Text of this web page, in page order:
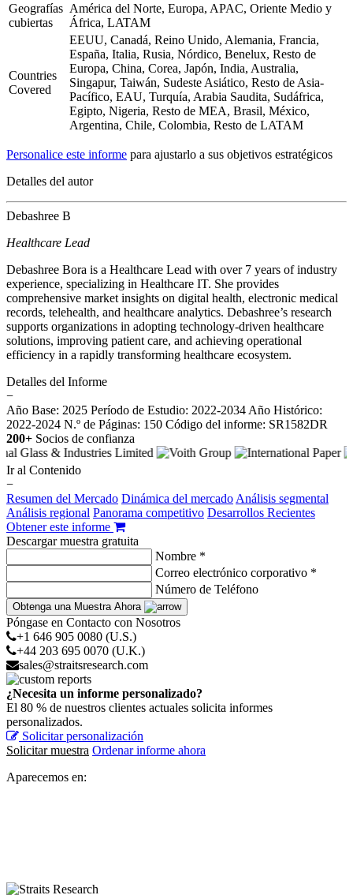
Geografías
cubiertas
América del Norte, Europa, APAC, Oriente Medio y
África, LATAM
Countries
Covered
EEUU, Canadá, Reino Unido, Alemania, Francia,
España, Italia, Rusia, Nórdico, Benelux, Resto de
Europa, China, Corea, Japón, India, Australia,
Singapur, Taiwán, Sudeste Asiático, Resto de Asia-
Pacífico, EAU, Turquía, Arabia Saudita, Sudáfrica,
Egipto, Nigeria, Resto de MEA, Brasil, México,
Argentina, Chile, Colombia, Resto de LATAM
Personalice este informe para ajustarlo a sus objetivos estratégicos
Detalles del autor
Debashree B
Healthcare Lead
Debashree Bora is a Healthcare Lead with over 7 years of industry
experience, specializing in Healthcare IT. She provides
comprehensive market insights on digital health, electronic medical
records, telehealth, and healthcare analytics. Debashree’s research
supports organizations in adopting technology-driven healthcare
solutions, improving patient care, and achieving operational
efficiency in a rapidly transforming healthcare ecosystem.
Detalles del Informe
−
Año Base: 2025 Período de Estudio: 2022-2034 Año Histórico:
2022-2024 N.º de Páginas: 150 Código del informe: SR1582DR
200+ Socios de confianza
Ir al Contenido
−
Resumen del Mercado Dinámica del mercado Análisis segmental
Análisis regional Panorama competitivo Desarrollos Recientes
Obtener este informe
Descargar muestra gratuita
Nombre *
Correo electrónico corporativo *
Número de Teléfono
Obtenga una Muestra Ahora
Póngase en Contacto con Nosotros
+1 646 905 0080 (U.S.)
+44 203 695 0070 (U.K.)
sales@straitsresearch.com
¿Necesita un informe personalizado?
El 80 % de nuestros clientes actuales solicita informes
personalizados.
Solicitar personalización
Solicitar muestra Ordenar informe ahora
Aparecemos en: